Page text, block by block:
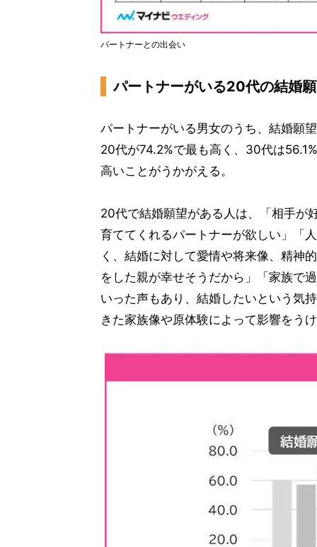
パートナーとの出会い
パートナーがいる20代の結婚
パートナーがいる男女のうち、結婚願
20代が74.2%で最も高く、30代は
高いことがうかがえる。
20代で結婚願望がある人は、「相手が
育ててくれるパートナーが欲しい」「
く、結婚に対して愛情や将来像、精神
をした親が幸せそうだから」「家族で
いった声もあり、結婚したいという気
きた家族像や原体験によって影響をう